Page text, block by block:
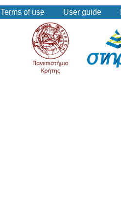
Terms of use User guide